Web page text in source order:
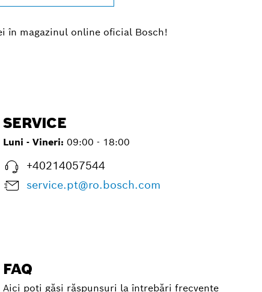
în magazinul online oficial Bosch!
SERVICE
Luni - Vineri: 09:00 - 18:00
+40214057544
service.pt@ro.bosch.com
FAQ
Aici poți găsi răspunsuri la întrebări frecvente